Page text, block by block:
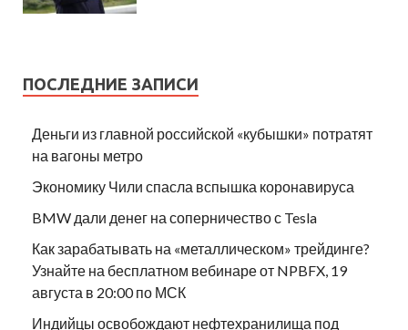
ПОСЛЕДНИЕ ЗАПИСИ
Деньги из главной российской «кубышки» потратят
на вагоны метро
Экономику Чили спасла вспышка коронавируса
BMW дали денег на соперничество с Tesla
Как зарабатывать на «металлическом» трейдинге?
Узнайте на бесплатном вебинаре от NPBFX, 19
августа в 20:00 по МСК
Индийцы освобождают нефтехранилища под